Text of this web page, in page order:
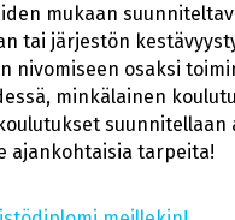
mukaan
tai järjestön
nivomiseen osaksi
minkälainen
ajankohtaisia tarpeita!